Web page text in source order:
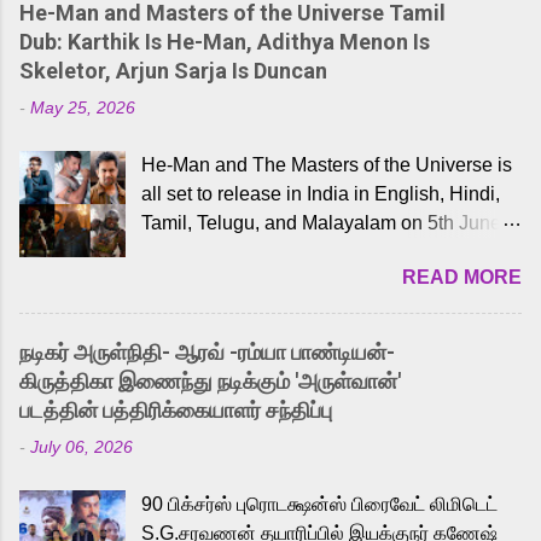
He-Man and Masters of the Universe Tamil
Dub: Karthik Is He-Man, Adithya Menon Is
Skeletor, Arjun Sarja Is Duncan
- May 25, 2026
He-Man and The Masters of the Universe is
all set to release in India in English, Hindi,
Tamil, Telugu, and Malayalam on 5th June,
received a lot of love from cult He-Man fans
and offered audiences an exciting glimpse
into the world of Eternia, the recently
released Tamil trailer has also generated
strong excitement among Tamil audiences.
Adding to the growing buzz is the film’s
to the iconic superhero He-Man. Known for
READ MORE
நடிகர் அருள்நிதி- ஆரவ் -ரம்யா பாண்டியன்-
கிருத்திகா இணைந்து நடிக்கும் 'அருள்வான்'
படத்தின் பத்திரிக்கையாளர் சந்திப்பு
- July 06, 2026
90 பிக்சர்ஸ் புரொடக்ஷன்ஸ் பிரைவேட் லிமிடெட்
S.G.சரவணன் தயாரிப்பில் இயக்குநர் கணேஷ்